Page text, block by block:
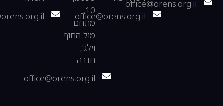
10,
מתחם
מול החוף
וילג',
חדרה
office@orens.org.il
office@orens.org.il
office@orens.org.il